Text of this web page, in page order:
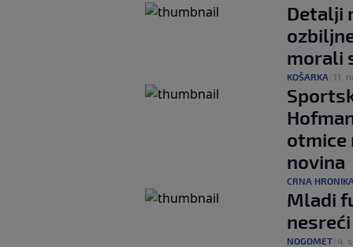
Detalji
morali
KOŠARKA 11.
otmice
novina
CRNA HRONIKA
Mladi
NOGOMET 4.